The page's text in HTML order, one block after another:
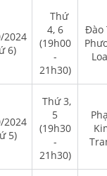
2024
6)
Thứ
4, 6
(19h00
-
21h30)
Đào
2024
5)
Thứ 3,
5
(19h30
-
21h30)